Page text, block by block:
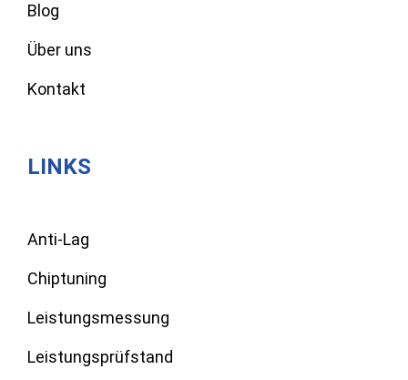
Blog
Über uns
Kontakt
LINKS
Anti-Lag
Chiptuning
Leistungsmessung
Leistungsprüfstand